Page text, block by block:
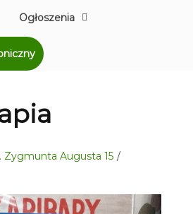
Ogłoszenia
Zygmunta Augusta 15